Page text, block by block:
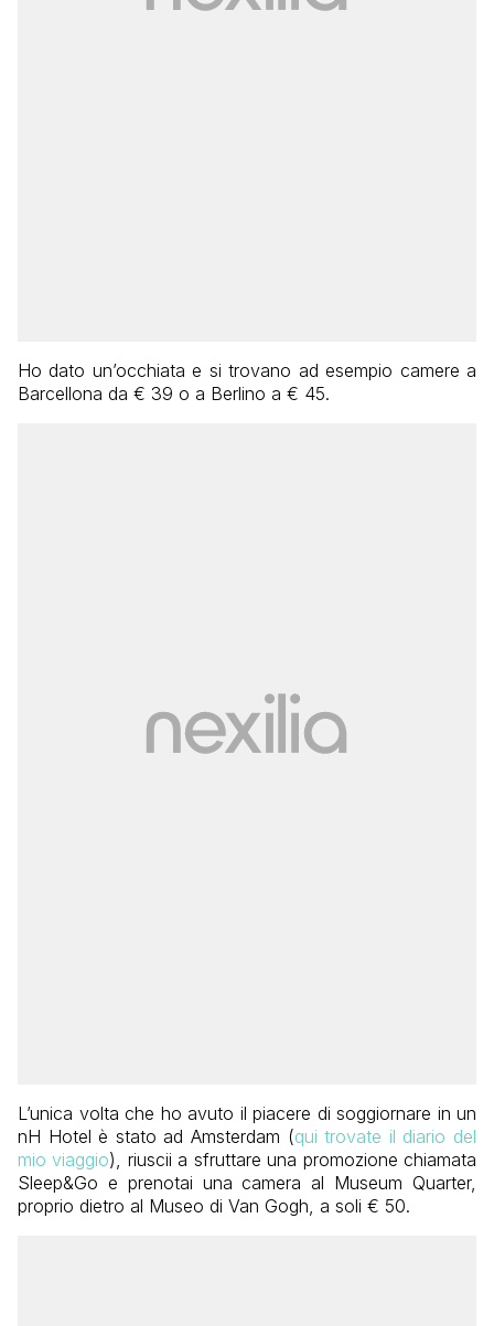
Ho dato un’occhiata e si trovano ad esempio camere a
Barcellona da € 39 o a Berlino a € 45.
L’unica volta che ho avuto il piacere di soggiornare in un
nH Hotel è stato ad Amsterdam (qui trovate il diario del
mio viaggio), riuscii a sfruttare una promozione chiamata
Sleep&Go e prenotai una camera al Museum Quarter,
proprio dietro al Museo di Van Gogh, a soli € 50.